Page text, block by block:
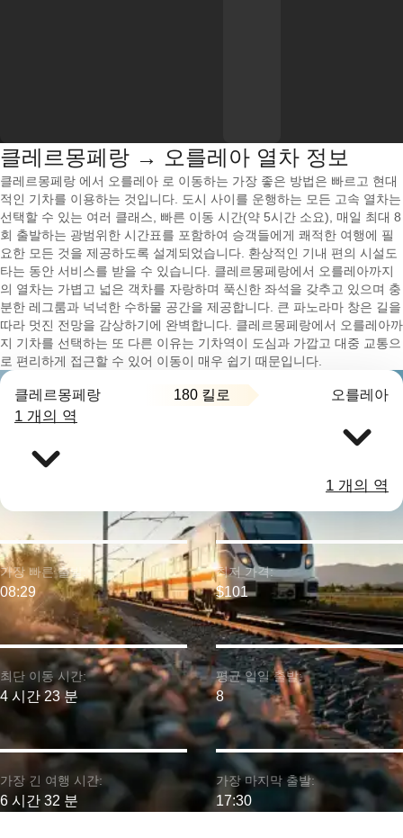
클레르몽페랑 → 오를레아 열차 정보
클레르몽페랑 에서 오를레아 로 이동하는 가장 좋은 방법은 빠르고 현대
적인 기차를 이용하는 것입니다. 도시 사이를 운행하는 모든 고속 열차는
선택할 수 있는 여러 클래스, 빠른 이동 시간(약 5시간 소요), 매일 최대 8
회 출발하는 광범위한 시간표를 포함하여 승객들에게 쾌적한 여행에 필
요한 모든 것을 제공하도록 설계되었습니다. 환상적인 기내 편의 시설도
타는 동안 서비스를 받을 수 있습니다. 클레르몽페랑에서 오를레아까지
의 열차는 가볍고 넓은 객차를 자랑하며 푹신한 좌석을 갖추고 있으며 충
분한 레그룸과 넉넉한 수하물 공간을 제공합니다. 큰 파노라마 창은 길을
따라 멋진 전망을 감상하기에 완벽합니다. 클레르몽페랑에서 오를레아까
지 기차를 선택하는 또 다른 이유는 기차역이 도심과 가깝고 대중 교통으
로 편리하게 접근할 수 있어 이동이 매우 쉽기 때문입니다.
클레르몽페랑 180 킬로 오를레아
1 개의 역
1 개의 역
최단 이동 시간:
4 시간 23 분
가장 빠른 출발:
08:29
가장 긴 여행 시간:
6 시간 32 분
최저 가격:
$101
평균 일일 출발:
8
가장 마지막 출발:
17:30